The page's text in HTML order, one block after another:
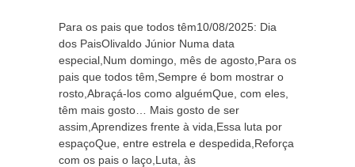
Para os pais que todos têm10/08/2025: Dia
dos PaisOlivaldo Júnior Numa data
especial,Num domingo, mês de agosto,Para os
pais que todos têm,Sempre é bom mostrar o
rosto,Abraçá-los como alguémQue, com eles,
têm mais gosto… Mais gosto de ser
assim,Aprendizes frente à vida,Essa luta por
espaçoQue, entre estrela e despedida,Reforça
com os pais o laço,Luta, às